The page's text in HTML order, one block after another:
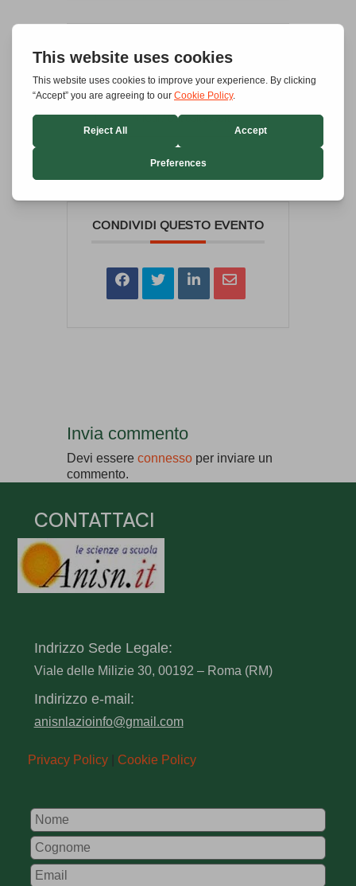
+ iCal / Outlook export
CONDIVIDI QUESTO EVENTO
Invia commento
Devi essere connesso per inviare un
commento.
CONTATTACI
Indrizzo Sede Legale:
Viale delle Milizie 30, 00192 – Roma (RM)
Indirizzo e-mail:
anisnlazioinfo@gmail.com
Privacy Policy| Cookie Policy
Leave
this
field
blank